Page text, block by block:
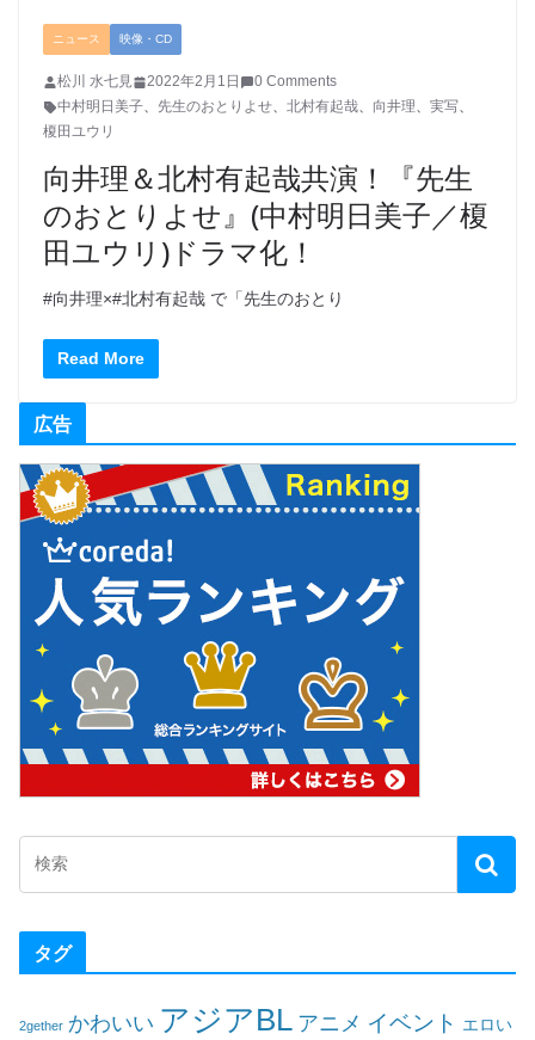
ニュース 映像・CD
松川 水七見 2022年2月1日
0 Comments
中村明日美子、 先生のおとりよせ、 北村有起哉、 向井理、 実写、
榎田ユウリ
向井理＆北村有起哉共演！『先生
のおとりよせ』(中村明日美子／榎
田ユウリ)ドラマ化！
#向井理×#北村有起哉 で「先生のおとり
Read More
広告
タグ
2gether かわいい アジアBL アニメ イベント エロい